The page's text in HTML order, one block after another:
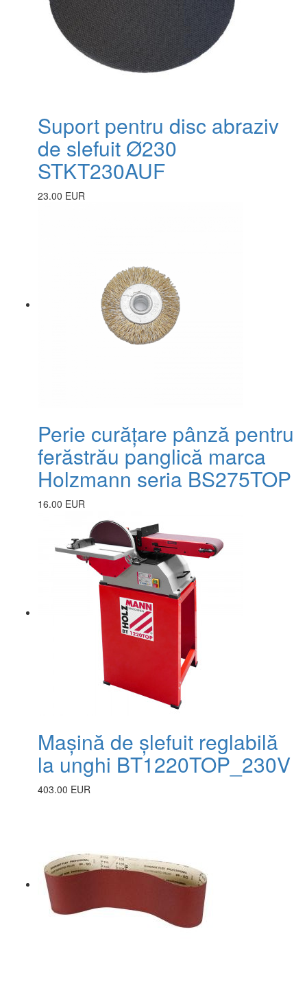
Suport pentru disc abraziv
de slefuit Ø230
STKT230AUF
23.00 EUR
Perie curățare pânză pentru
ferăstrău panglică marca
Holzmann seria BS275TOP
16.00 EUR
Mașină de șlefuit reglabilă
la unghi BT1220TOP_230V
403.00 EUR